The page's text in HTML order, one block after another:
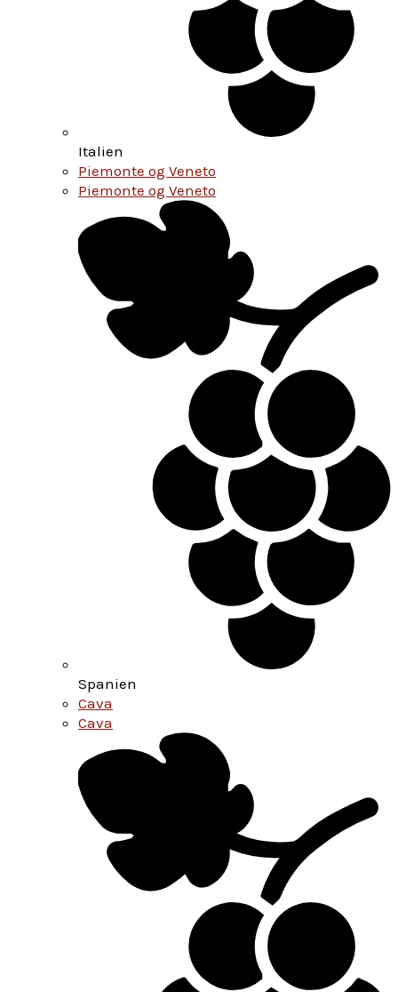
Italien
Piemonte og Veneto
Piemonte og Veneto
Spanien
Cava
Cava